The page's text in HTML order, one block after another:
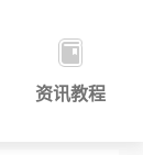
资讯教程